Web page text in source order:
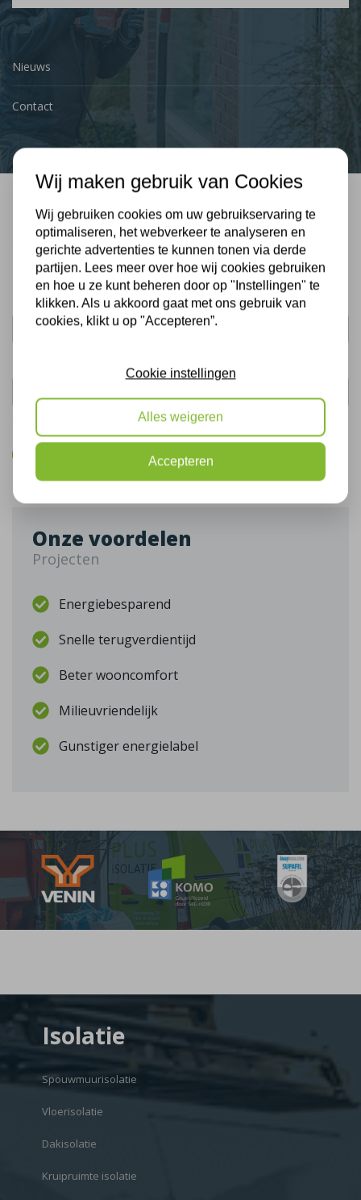
Nieuws
Contact
Bel mij terug
Gratis, vrijblijvend advies
Uw naam:
De gegevens die u hier verstrekt vallen onder ons
Onze voordelen
Projecten
Energiebesparend
Snelle terugverdientijd
Beter wooncomfort
Milieuvriendelijk
Gunstiger energielabel
Isolatie
Spouwmuurisolatie
Vloerisolatie
Dakisolatie
Kruipruimte isolatie
Wij maken gebruik van Cookies
Wij gebruiken cookies om uw gebruikservaring te
optimaliseren, het webverkeer te analyseren en
gerichte advertenties te kunnen tonen via derde
partijen. Lees meer over hoe wij cookies gebruiken
en hoe u ze kunt beheren door op "Instellingen" te
klikken. Als u akkoord gaat met ons gebruik van
cookies, klikt u op "Accepteren”.
Cookie instellingen
Alles weigeren
Accepteren